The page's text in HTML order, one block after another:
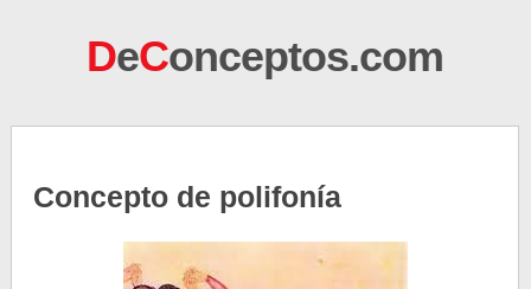
DeConceptos.com
Concepto de polifonía